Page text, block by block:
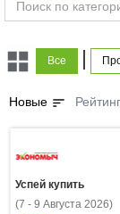
Все
Новые sort Рейтинг
Успей купить
(7 - 9 Августа 2026)